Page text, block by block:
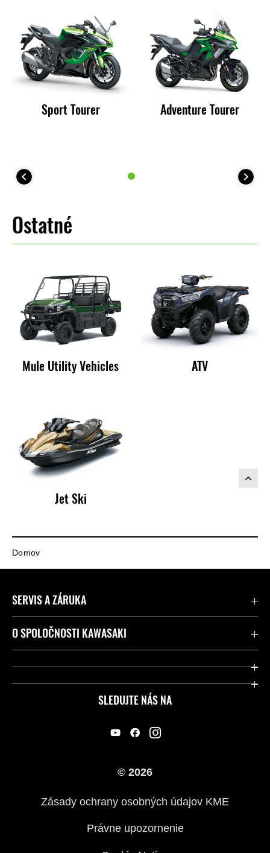
Sport Tourer Adventure Tourer
Ostatné
Mule Utility Vehicles ATV
Jet Ski
Domov
SLEDUJTE NÁS NA
SERVIS A ZÁRUKA
Kontaktujte nás
Legálny
O SPOLOČNOSTI KAWASAKI
Spoločnosť
© 2026
Zásady ochrany osobných údajov KME
Právne upozornenie